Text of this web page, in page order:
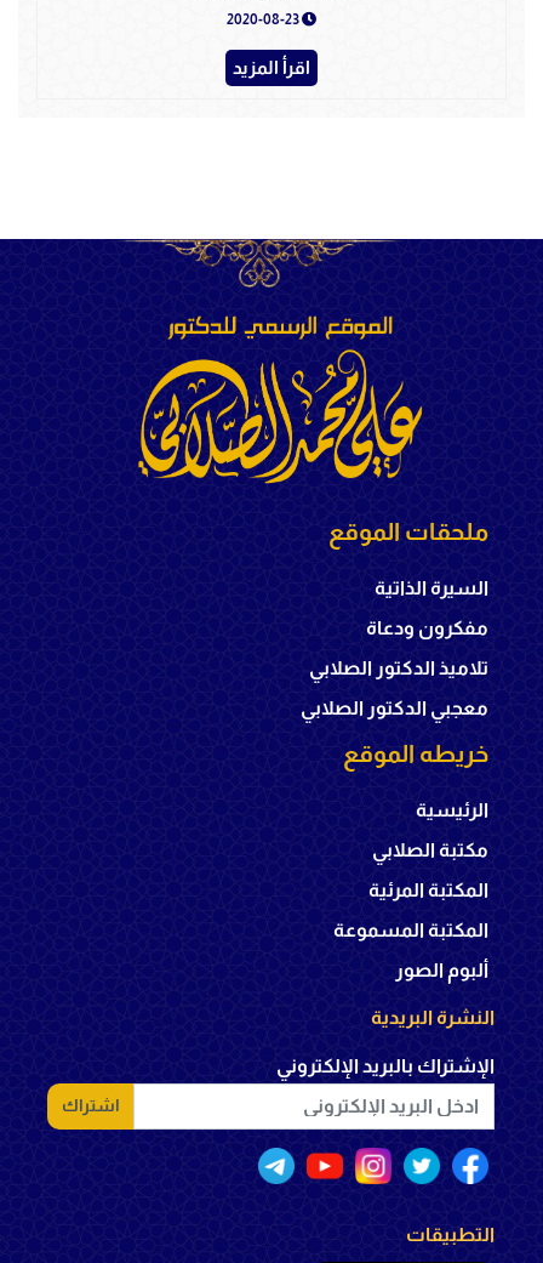
اقرأ المزيد
ملحقات الموقع
السيرة الذاتية
مفكرون ودعاة
تلاميذ الدكتور الصلابي
معجبي الدكتور الصلابي
خريطه الموقع
الرئيسية
مكتبة الصلابي
المكتبة المرئية
المكتبة المسموعة
ألبوم الصور
النشرة البريدية
الإشتراك بالبريد الإلكتروني
اشتراك
التطبيقات